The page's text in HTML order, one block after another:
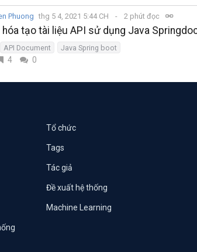
Phuong thg 5 4, 2021 5:44 CH 2 phút đọc
tạo tài liệu API sử dụng Java
API Document Java Spring boot
4 0
Tổ chức
Tags
Tác giả
Đề xuất hệ thống
Machine Learning